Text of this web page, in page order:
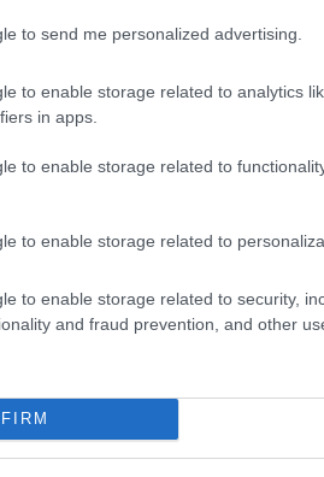
to send me personalized advertising.
to enable storage related to analytics
in apps.
to enable storage related to
to enable storage related to
to enable storage related to security,
and fraud prevention, and other
kapom és úgy ahogy elképzelem.
több mint 20 éve jól
nyári estéken a